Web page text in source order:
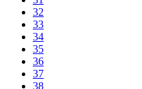
32
33
34
35
36
37
38